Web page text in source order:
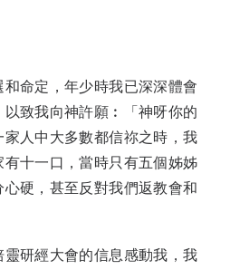
命定，年少時我已深深體會
致我向神許願︰「神呀你的
人中大多數都信祢之時，我
十一口，當時只有五個姊姊
硬，甚至反對我們返教會和
研經大會的信息感動我，我